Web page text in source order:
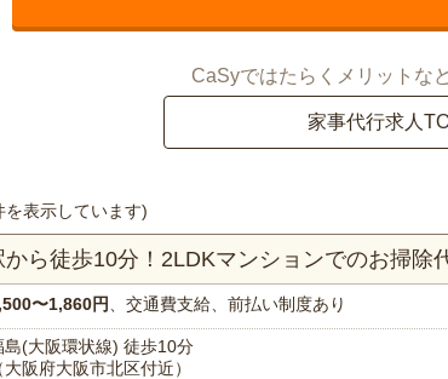
CaSyではたらくメリットな
家事代行求人
を表示しています)
ら徒歩10分！2LDKマンションでのお掃除
〜1,860円 、交通費支給、前払い制度あり
島(大阪環状線) 徒歩10分
大阪府大阪市北区付近）